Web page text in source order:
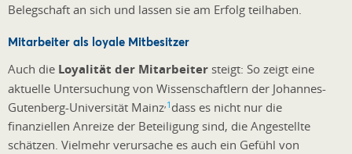
Belegschaft an sich und lassen sie am Erfolg teilhaben.
Mitarbeiter als loyale Mitbesitzer
Auch die Loyalität der Mitarbeiter steigt: So zeigt eine
aktuelle Untersuchung von Wissenschaftlern der Johannes-
Gutenberg-Universität Mainz,1 dass es nicht nur die
finanziellen Anreize der Beteiligung sind, die Angestellte
schätzen. Vielmehr verursache es auch ein Gefühl von